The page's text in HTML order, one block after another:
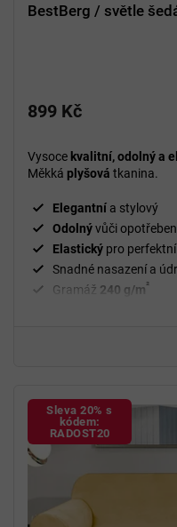
BestBerg / světle
899 Kč
Vysoce kvalitní, odolný a
Měkká plyšová tkanina.
Elegantní a stylový
Odolnývůči
Elastický pro
Snadné nasazení a
Gramáž 240 g/m²
Sleva 20% s
kódem:
RADOST20